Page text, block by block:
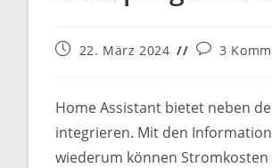
Beitrag22. März 2024
Beitrags-
3
Home Assistant bietet neben
integrieren. Mit den
wiederum können